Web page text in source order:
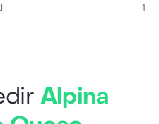
1 X
Alpina